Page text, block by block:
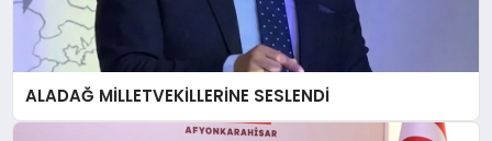
ALADAĞ MİLLETVEKİLLERİNE SESLENDİ